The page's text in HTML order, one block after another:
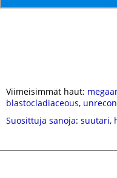
Viimeisimmät haut:
blastocladiaceous,
Suosittuja sanoja: suutari,